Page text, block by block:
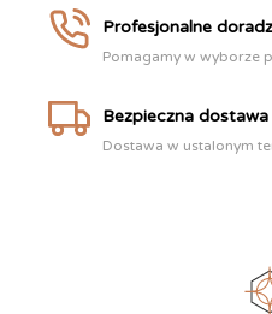
Profesjonalne
Pomagamy w wyborze
Bezpieczna dostawa
Dostawa w ustalonym